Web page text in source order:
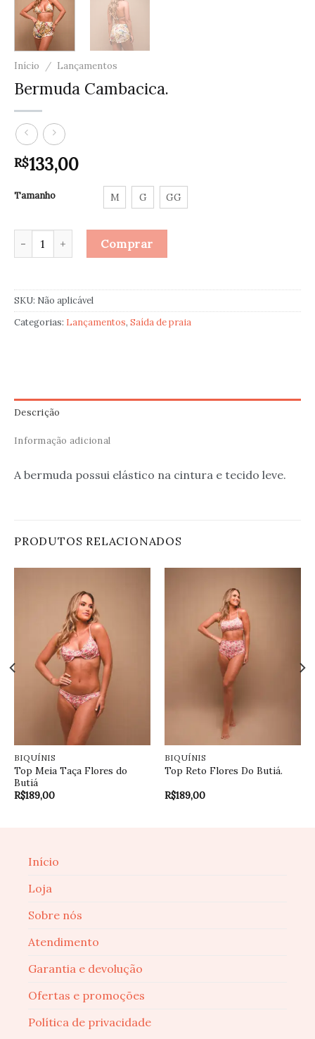
Início / Lançamentos
Bermuda Cambacica.
R$133,00
Tamanho M G GG
Bermuda Cambacica. quantidade
Comprar
SKU: Não aplicável
Categorias: Lançamentos, Saída de praia
Descrição
Informação adicional
A bermuda possui elástico na cintura e tecido leve.
PRODUTOS RELACIONADOS
BIQUÍNIS
Top Meia Taça Flores do
Butiá
R$189,00
BIQUÍNIS
Top Reto Flores Do Butiá.
R$189,00
Início
Loja
Sobre nós
Atendimento
Garantia e devolução
Ofertas e promoções
Política de privacidade